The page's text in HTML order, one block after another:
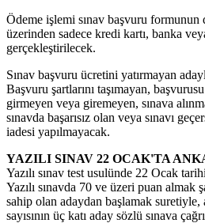
Ödeme işlemi sınav başvuru
üzerinden sadece kredi kartı, banka
gerçekleştirilecek.
Sınav başvuru ücretini yatırmayan
Başvuru şartlarını taşımayan,
girmeyen veya giremeyen, sınava
sınavda başarısız olan veya sınavı
iadesi yapılmayacak.
YAZILI SINAV 22 OCAK'TA
Yazılı sınav test usulünde 22 Ocak
Yazılı sınavda 70 ve üzeri puan almak
sahip olan adaydan başlamak suretiyle,
sayısının üç katı aday sözlü sınava